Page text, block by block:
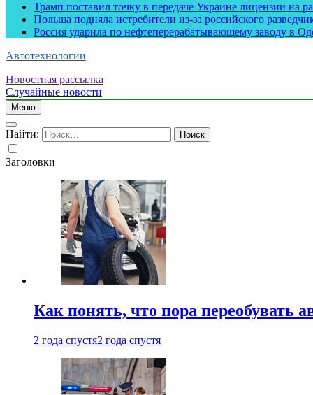
Трамп поставил точку в передаче Украине лицензии на
Польша подняла истребители из-за российского
Россия ударила по нефтеперерабатывающему заводу в
Автотехнологии
Новостная рассылка
Случайные новости
Меню
Найти:
Заголовки
Как понять, что пора переобувать
2 года спустя2 года спустя